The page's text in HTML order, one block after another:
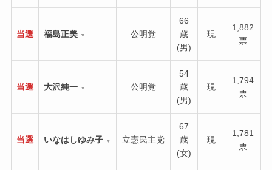
当選 福島正美 ▼ 公明党
66
歳
(男)
現
1,882
票
当選 大沢純一 ▼ 公明党
54
歳
(男)
現
1,794
票
当選 いなはしゆみ子 ▼ 立憲民主党
67
歳
(女)
現
1,781
票